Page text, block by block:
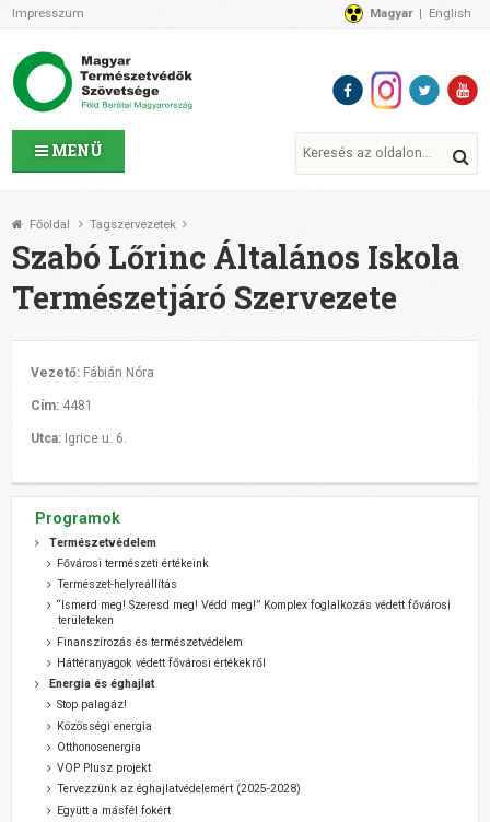
MENÜ
Impresszum Magyar English
Az MTVSZ-ről
Programok
MTVSZ ügyek és események
Tagszervezetek
Támogatóink
CSATLAKOZZ hozzánk!
Elérhetőségeink
Támogatás
Főoldal Tagszervezetek
Szabó Lőrinc Általános Iskola
Természetjáró Szervezete
Vezető: Fábián Nóra
Cím: 4481
Utca: Igrice u. 6.
Programok
Természetvédelem
Fővárosi természeti értékeink
Természet-helyreállítás
“Ismerd meg! Szeresd meg! Védd meg!” Komplex foglalkozás védett fővárosi
területeken
Finanszírozás és természetvédelem
Háttéranyagok védett fővárosi értékekről
Energia és éghajlat
Stop palagáz!
Közösségi energia
Otthonosenergia
VOP Plusz projekt
Tervezzünk az éghajlatvédelemért (2025-2028)
Együtt a másfél fokért